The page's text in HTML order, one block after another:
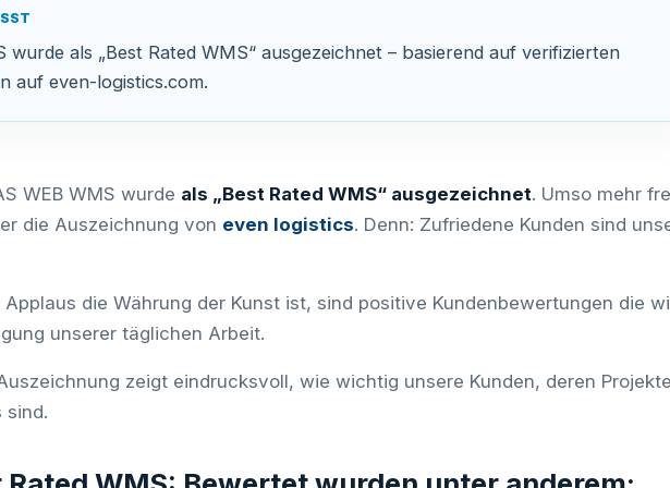
wurde als „Best Rated WMS“ ausgezeichnet – basierend auf verifizierten
auf even-logistics.com.
WEB WMS wurde als „Best Rated WMS“ ausgezeichnet. Umso mehr
die Auszeichnung von even logistics. Denn: Zufriedene Kunden sind
Applaus die Währung der Kunst ist, sind positive Kundenbewertungen die
unserer täglichen Arbeit.
zeigt eindrucksvoll, wie wichtig unsere Kunden, deren
sind.